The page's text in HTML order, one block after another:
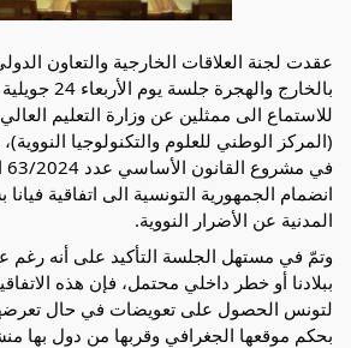
عقدت لجنة العلاقات الخارجية والتعاون
للاستماع الى ممثلين عن وزارة التعليم
(المركز الوطني للعلوم والتكنولوجيا
انضمام الجمهورية التونسية الى اتفاقية
المدنية عن الأضرار النووية.
وتمّ في مستهل الجلسة التأكيد على أنه رغم
ببلادنا أو خطر داخلي محتمل، فإن هذه
لتونس الحصول على تعويضات في حال
بحكم موقعها الجغرافي وقربها من دول بها